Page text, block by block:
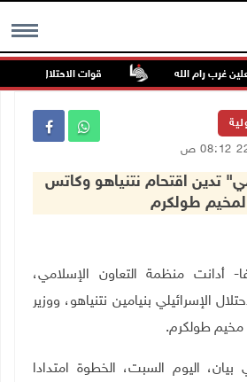
MENU غرب رام الله قوات الاحتلال تغلق
تدين اقتحام نتنياهو وكاتس
لمخيم طولكرم
22-2-2025 وفا- أدانت منظمة التعاون الإسلامي،
الإسرائيلي بنيامين نتنياهو، ووزير
مخيم طولكرم.
اليوم السبت، الخطوة امتدادا